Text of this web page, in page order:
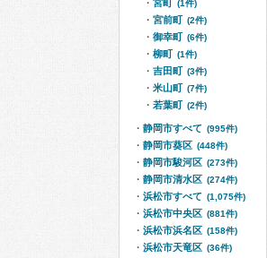
宮町 (1件)
宮前町 (2件)
御幸町 (6件)
柳町 (1件)
吉田町 (3件)
米山町 (7件)
若葉町 (2件)
静岡市すべて (995件)
静岡市葵区 (448件)
静岡市駿河区 (273件)
静岡市清水区 (274件)
浜松市すべて (1,075件)
浜松市中央区 (881件)
浜松市浜名区 (158件)
浜松市天竜区 (36件)